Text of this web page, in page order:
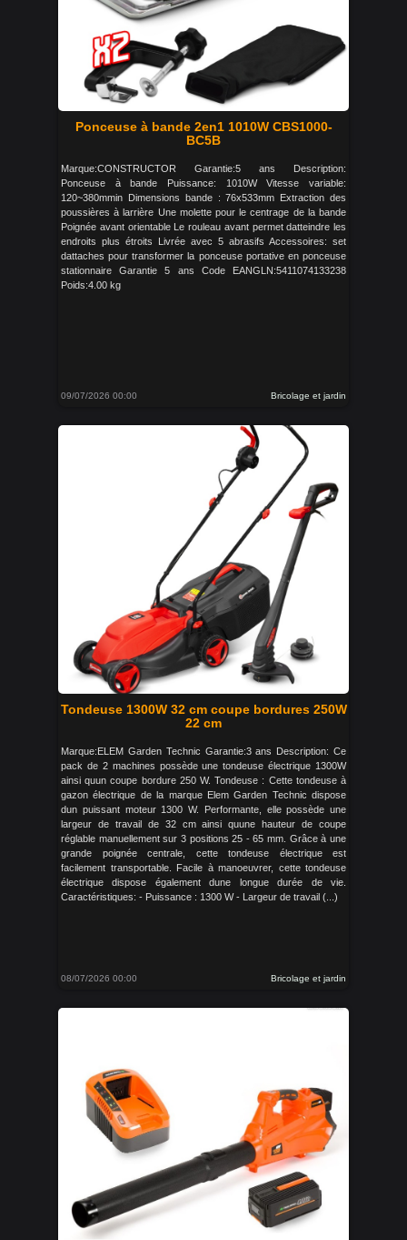
Ponceuse à bande 2en1 1010W CBS1000-
BC5B
Marque:CONSTRUCTOR Garantie:5 ans Description:
Ponceuse à bande Puissance: 1010W Vitesse variable:
120~380mmin Dimensions bande : 76x533mm Extraction des
poussières à larrière Une molette pour le centrage de la bande
Poignée avant orientable Le rouleau avant permet datteindre les
endroits plus étroits Livrée avec 5 abrasifs Accessoires: set
dattaches pour transformer la ponceuse portative en ponceuse
stationnaire Garantie 5 ans Code EANGLN:5411074133238
Poids:4.00 kg
09/07/2026 00:00 Bricolage et jardin
Tondeuse 1300W 32 cm coupe bordures 250W
22 cm
Marque:ELEM Garden Technic Garantie:3 ans Description: Ce
pack de 2 machines possède une tondeuse électrique 1300W
ainsi quun coupe bordure 250 W. Tondeuse : Cette tondeuse à
gazon électrique de la marque Elem Garden Technic dispose
dun puissant moteur 1300 W. Performante, elle possède une
largeur de travail de 32 cm ainsi quune hauteur de coupe
réglable manuellement sur 3 positions 25 - 65 mm. Grâce à une
grande poignée centrale, cette tondeuse électrique est
facilement transportable. Facile à manoeuvrer, cette tondeuse
électrique dispose également dune longue durée de vie.
Caractéristiques: - Puissance : 1300 W - Largeur de travail (...)
08/07/2026 00:00 Bricolage et jardin